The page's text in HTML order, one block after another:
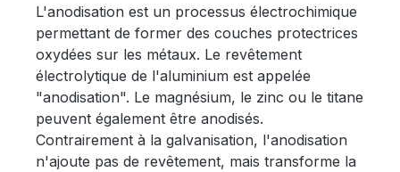
L'anodisation est un processus électrochimique
permettant de former des couches protectrices
oxydées sur les métaux. Le revêtement
électrolytique de l'aluminium est appelée
"anodisation". Le magnésium, le zinc ou le titane
peuvent également être anodisés.
Contrairement à la galvanisation, l'anodisation
n'ajoute pas de revêtement, mais transforme la